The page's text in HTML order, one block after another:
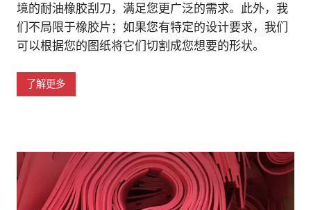
境的耐油橡胶刮刀，满足您更广泛的需求。此外，我
们不局限于橡胶片；如果您有特定的设计要求，我们
可以根据您的图纸将它们切割成您想要的形状。
了解更多